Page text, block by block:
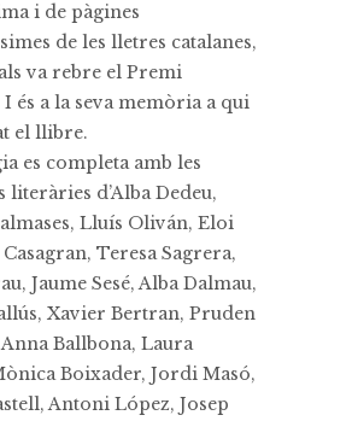
i de pàgines
de les lletres catalanes,
va rebre el Premi
I és a la seva memòria a qui
el llibre.
es completa amb les
literàries d’Alba Dedeu,
Lluís Oliván, Eloi
Teresa Sagrera,
Jaume Sesé, Alba Dalmau,
Xavier Bertran, Pruden
Anna Ballbona, Laura
Boixader, Jordi Masó,
Antoni López, Josep